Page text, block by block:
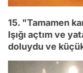
15. "Tamamen
Işığı açtım ve
doluydu ve